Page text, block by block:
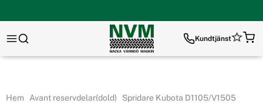
Kundtjänst
Hem Avant reservdelar(dold) Spridare Kubota D1105/V1505